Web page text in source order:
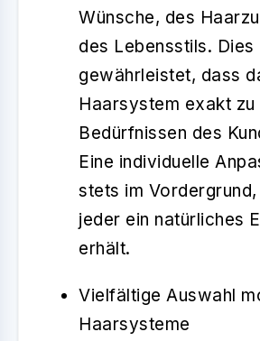
Wünsche, des
des Lebensstils. Dies
gewährleistet, dass
Haarsystem exakt zu
Bedürfnissen des
Eine individuelle
stets im
jeder ein natürliches
erhält.
Vielfältige Auswahl
Haarsysteme